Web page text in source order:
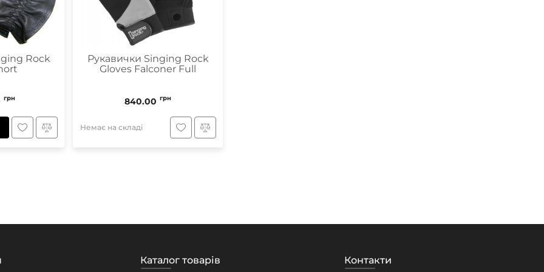
Rock
грн
Рукавички Singing Rock
Gloves Falconer Full
840.00 грн
Немає на складі
Каталог товарів Контакти